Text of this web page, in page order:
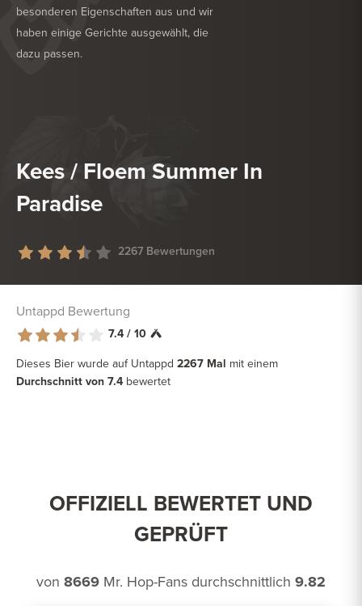
besonderen Eigenschaften aus und wir
haben einige Gerichte ausgewählt, die
dazu passen.
KÖSTLICH ZU
Kees / Floem Summer In
Paradise
2267 Bewertungen
Untappd Bewertung
7.4 / 10
Dieses Bier wurde auf Untappd 2267 Mal mit einem
Durchschnitt von 7.4 bewertet
OFFIZIELL BEWERTET UND
GEPRÜFT
von 8669 Mr. Hop-Fans durchschnittlich 9.82